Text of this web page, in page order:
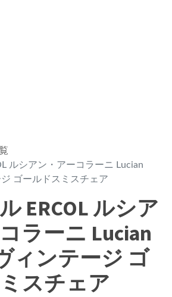
ルシアン・アーコラーニ Lucian
ゴールドスミスチェア
ERCOL ルシア
ラーニ Lucian
ィンテージ ゴ
スチェア